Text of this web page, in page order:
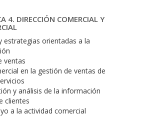
4. DIRECCIÓN COMERCIAL Y
estrategias orientadas a la
ventas
en la gestión de ventas de
y análisis de la información
clientes
a la actividad comercial